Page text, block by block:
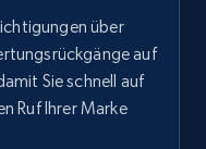
Product
Rating,
über
auf
Sie schnell auf
Ruf Ihrer Marke